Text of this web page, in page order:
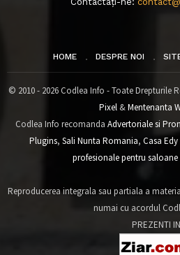
HOME DESPRE NOI
© 2010 - 2026 Codlea Info - Toate Drepturile
Pixel&Mentenanta
Codlea Info recomanda Advertoriale si
Plugins, Sali Nunta Romania, Casa Edy
profesionale pentru saloane
Reproducerea integrala sau partiala a
numai cu acordul
PREZENTI IN